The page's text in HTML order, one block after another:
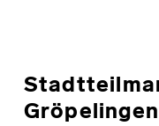
Gröpelingen